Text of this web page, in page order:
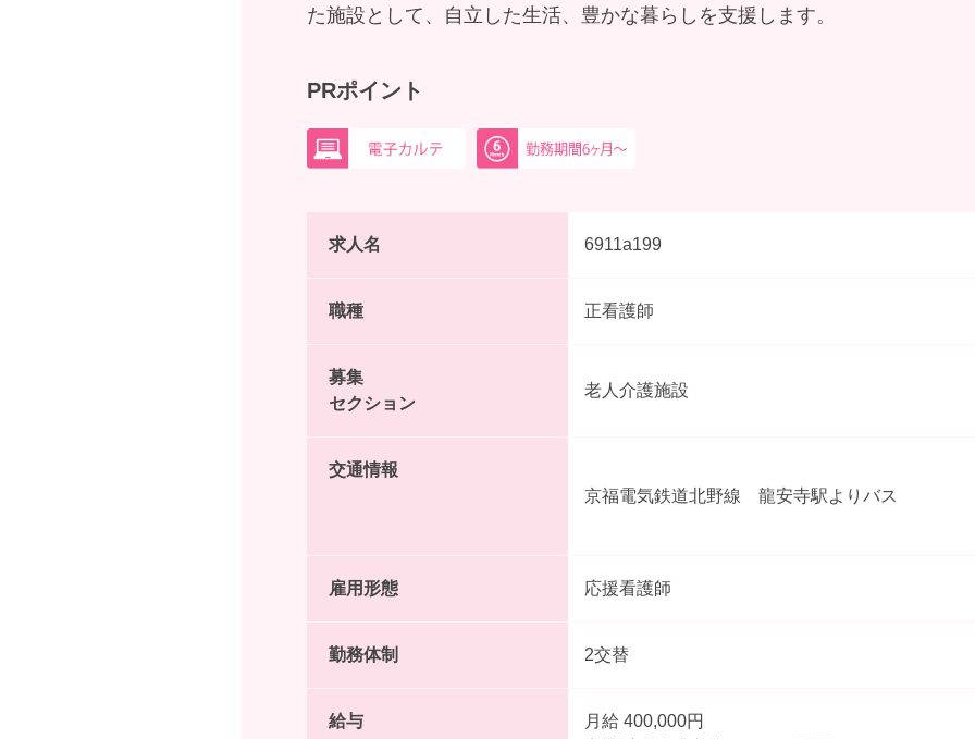
た施設として、自立した生活、豊かな暮らしを支援します。
PRポイント
求人名 6911a199
職種 正看護師
募集
セクション
老人介護施設
交通情報
京福電気鉄道北野線 龍安寺駅よりバス
雇用形態 応援看護師
勤務体制 2交替
給与
月給 400,000円